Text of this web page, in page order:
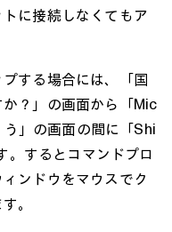
に接続しなくてもア
する場合には、「国
？」の画面から「Mic
」の画面の間に「Shi
。するとコマンドプロ
ンドウをマウスでク
。